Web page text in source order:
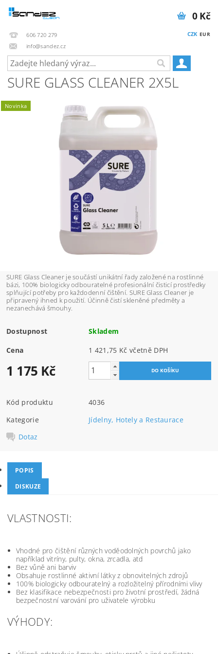
606 720 279
info@sandez.cz
CZK EUR
0 Kč
SURE GLASS CLEANER 2X5L
Novinka
SURE Glass Cleaner je součástí unikátní řady založené na rostlinné
bázi, 100% biologicky odbouratelné profesionální čisticí prostředky
splňující potřeby pro každodenní čištění. SURE Glass Cleaner je
připravený ihned k použití. Účinně čistí skleněné předměty a
nezanechává šmouhy.
Dostupnost Skladem
Cena 1 421,75 Kč včetně DPH
1 175 Kč
Kód produktu
4036
Kategorie
Jídelny, Hotely a Restaurace
Dotaz
POPIS
DISKUZE
VLASTNOSTI:
Vhodné pro čištění různých voděodolných povrchů jako
například vitríny, pulty, okna, zrcadla, atd
Bez vůně ani barviv
Obsahuje rostlinné aktivní látky z obnovitelných zdrojů
100% biologicky odbouratelný a rozložitelný přírodními vlivy
Bez klasifikace nebezpečnosti pro životní prostředí, žádná
bezpečnostní varování pro uživatele výrobku
VÝHODY: